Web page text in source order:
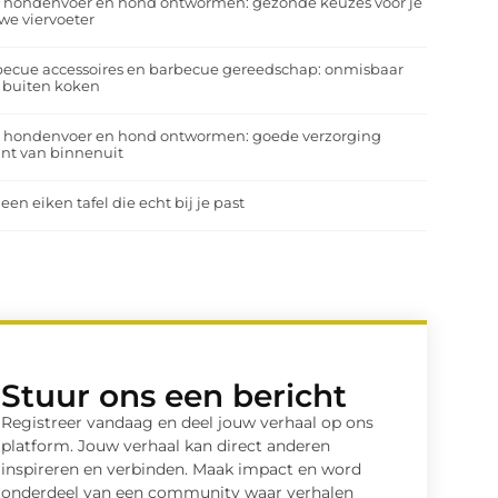
viervoeter
accessoires en barbecue gereedschap: onmisbaar
buiten koken
hondenvoer en hond ontwormen: goede verzorging
van binnenuit
een eiken tafel die echt bij je past
Stuur ons een bericht
Registreer vandaag en deel jouw verhaal op ons
platform. Jouw verhaal kan direct anderen
inspireren en verbinden. Maak impact en word
onderdeel van een community waar verhalen